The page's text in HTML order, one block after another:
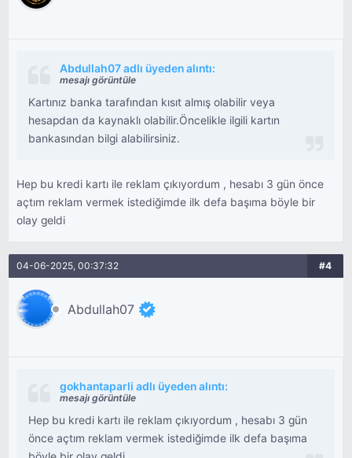
Abdullah07 adlı üyeden alıntı:
mesajı görüntüle
Kartınız banka tarafından kısıt almış olabilir veya
hesapdan da kaynaklı olabilir.Öncelikle ilgili kartın
bankasından bilgi alabilirsiniz.
Hep bu kredi kartı ile reklam çıkıyordum , hesabı 3 gün önce
açtım reklam vermek istediğimde ilk defa başıma böyle bir
olay geldi
04-06-2025, 00:37:32 #4
Abdullah07
gokhantaparli adlı üyeden alıntı:
mesajı görüntüle
Hep bu kredi kartı ile reklam çıkıyordum , hesabı 3 gün
önce açtım reklam vermek istediğimde ilk defa başıma